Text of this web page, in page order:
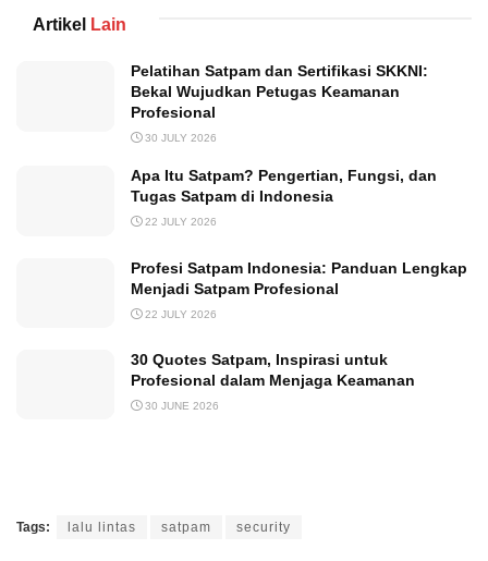
Artikel Lain
Pelatihan Satpam dan Sertifikasi SKKNI:
Bekal Wujudkan Petugas Keamanan
Profesional
30 JULY 2026
Apa Itu Satpam? Pengertian, Fungsi, dan
Tugas Satpam di Indonesia
22 JULY 2026
Profesi Satpam Indonesia: Panduan Lengkap
Menjadi Satpam Profesional
22 JULY 2026
30 Quotes Satpam, Inspirasi untuk
Profesional dalam Menjaga Keamanan
30 JUNE 2026
Tags: lalu lintas satpam security